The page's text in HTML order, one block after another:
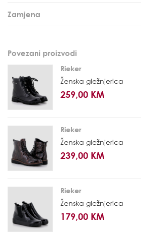
Zamjena
Povezani proizvodi
Rieker
Ženska gležnjerica
259,00 KM
Rieker
Ženska gležnjerica
239,00 KM
Rieker
Ženska gležnjerica
179,00 KM